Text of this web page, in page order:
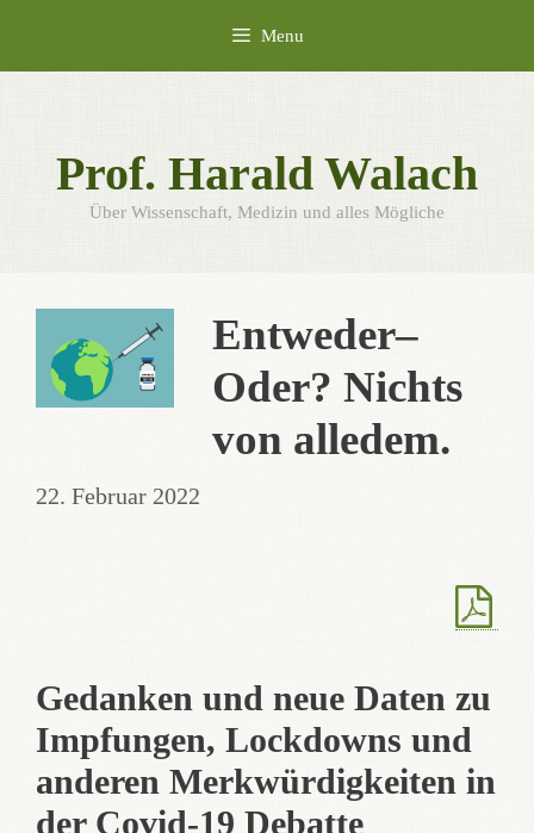
content
Menu
Prof. Harald Walach
Über Wissenschaft, Medizin und alles Mögliche
Entweder–
Oder? Nichts
von alledem.
22. Februar 2022
Gedanken und neue Daten zu
Impfungen, Lockdowns und
anderen Merkwürdigkeiten in
der Covid-19 Debatte